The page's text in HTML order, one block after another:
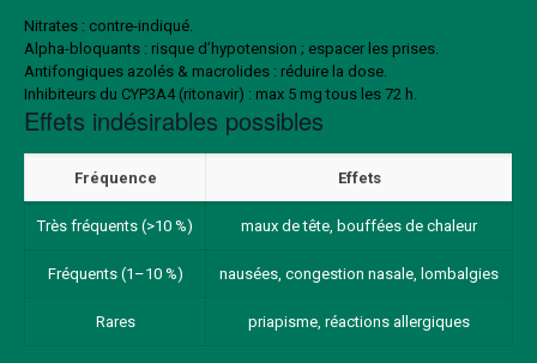
Nitrates : contre-indiqué.
Alpha-bloquants : risque d’hypotension ; espacer les prises.
Antifongiques azolés & macrolides : réduire la dose.
Inhibiteurs du CYP3A4 (ritonavir) : max 5 mg tous les 72 h.
Effets indésirables possibles
Fréquence Effets
Très fréquents (>10 %) maux de tête, bouffées de chaleur
Fréquents (1–10 %) nausées, congestion nasale, lombalgies
Rares priapisme, réactions allergiques